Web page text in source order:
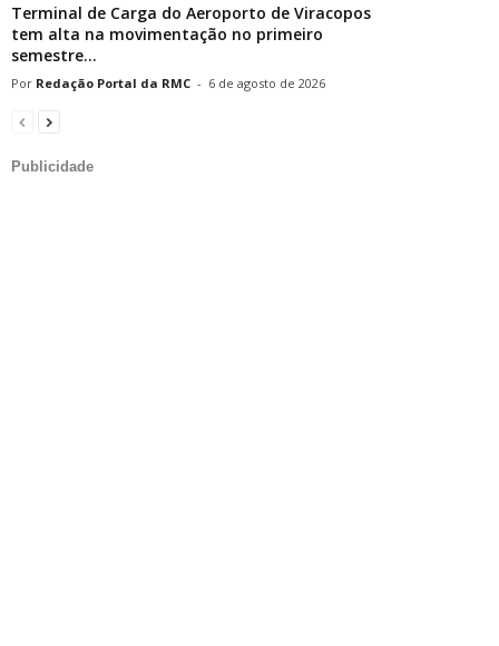
Terminal de Carga do Aeroporto de Viracopos
tem alta na movimentação no primeiro
semestre...
Redação Portal da RMC - 6 de agosto de 2026
Publicidade